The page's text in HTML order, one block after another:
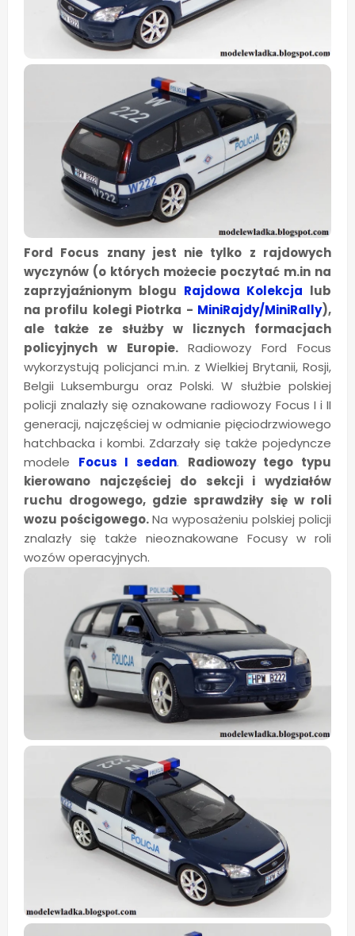
Ford Focus znany jest nie tylko z rajdowych
wyczynów (o których możecie poczytać m.in na
zaprzyjaźnionym blogu Rajdowa Kolekcja lub
na profilu kolegi Piotrka - MiniRajdy/MiniRally),
ale także ze służby w licznych formacjach
policyjnych w Europie.Radiowozy Ford Focus
wykorzystują policjanci m.in. z Wielkiej Brytanii, Rosji,
Belgii Luksemburgu oraz Polski. W służbie polskiej
policji znalazły się oznakowane radiowozy Focus I i II
generacji, najczęściej w odmianie pięciodrzwiowego
hatchbacka i kombi. Zdarzały się także pojedyncze
modele Focus I sedan. Radiowozy tego typu
kierowano najczęściej do sekcji i wydziałów
ruchu drogowego, gdzie sprawdziły się w roli
wozu pościgowego.Na wyposażeniu polskiej policji
znalazły się także nieoznakowane Focusy w roli
wozów operacyjnych.